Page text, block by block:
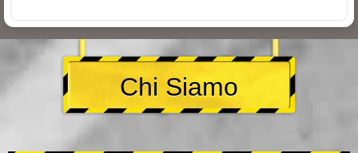
Chi Siamo